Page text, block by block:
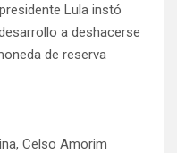
Lula instó
a deshacerse
de reserva
Celso Amorim